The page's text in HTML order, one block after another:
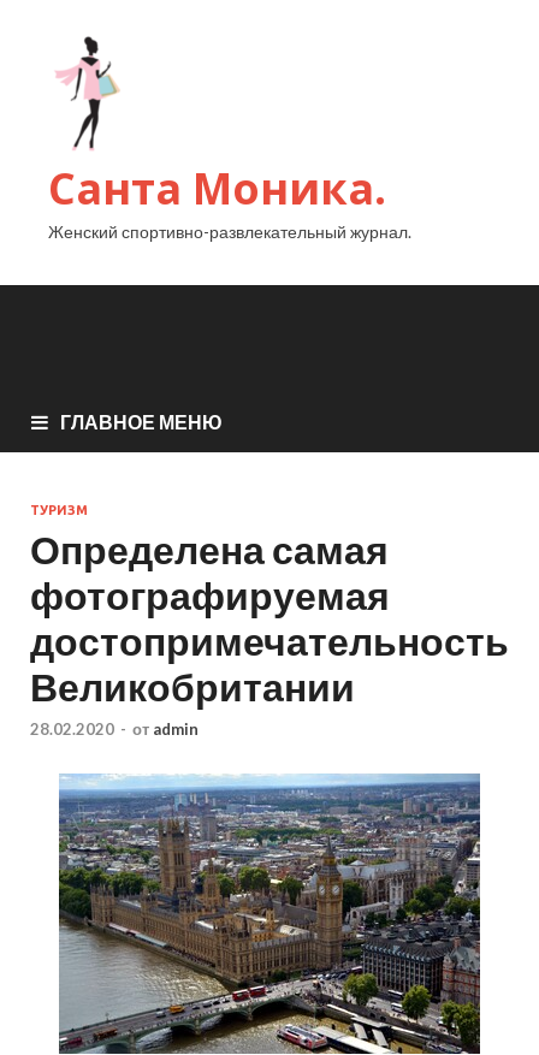
Санта Моника.
Женский спортивно-развлекательный журнал.
ГЛАВНОЕ МЕНЮ
ТУРИЗМ
Определена самая
фотографируемая
достопримечательность
Великобритании
28.02.2020 - от admin